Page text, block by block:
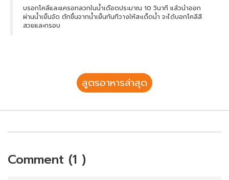
บรอกโคลีและแครอทลวกในน้ำเดือดประมาณ 10 วินาที แล้วนำออก
ผ่านน้ำเย็นจัด ตักขึ้นจากน้ำเย็นทันทีวางให้สะเด็ดน้ำ จะได้บอกโคลีสี
สวยและกรอบ
สูตรอาหารล่าสุด
Comment (1 )